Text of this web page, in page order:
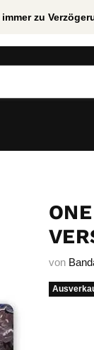
zu
von